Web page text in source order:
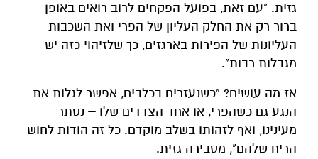
גזית. "עם זאת, בפועל הפקחים לרוב רואים באופן
ברור רק את החלק העליון של הפרי ואת השכבות
העליונות של הפירות בארגזים, כך שלזיהוי כזה יש
מגבלות רבות".
אז מה עושים? "כשנעזרים בכלבים, אפשר לגלות את
הנגע גם כשהפרי, או אחד הצדדים שלו – נסתר
מעינינו, ואף לזהותו בשלב מוקדם. כל זה הודות לחוש
הריח שלהם", מסבירה גזית.